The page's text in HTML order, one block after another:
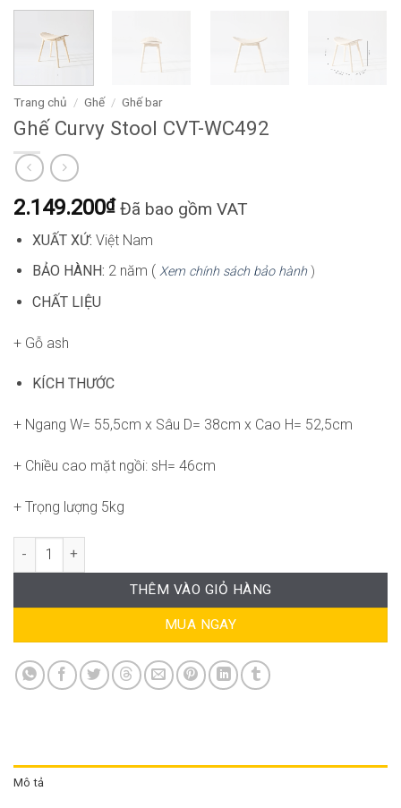
Trang chủ / Ghế / Ghế bar
Ghế Curvy Stool CVT-WC492
2.149.200₫ Đã bao gồm VAT
XUẤT XỨ: Việt Nam
BẢO HÀNH: 2 năm ( Xem chính sách bảo hành)
CHẤT LIỆU
+ Gỗ ash
KÍCH THƯỚC
+ Ngang W= 55,5cm x Sâu D= 38cm x Cao H= 52,5cm
+ Chiều cao mặt ngồi: sH= 46cm
+ Trọng lượng 5kg
Ghế Curvy Stool CVT-WC492 số lượng
THÊM VÀO GIỎ HÀNG
MUA NGAY
Mô tả